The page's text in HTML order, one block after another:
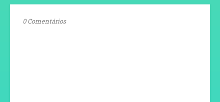
0 Comentários